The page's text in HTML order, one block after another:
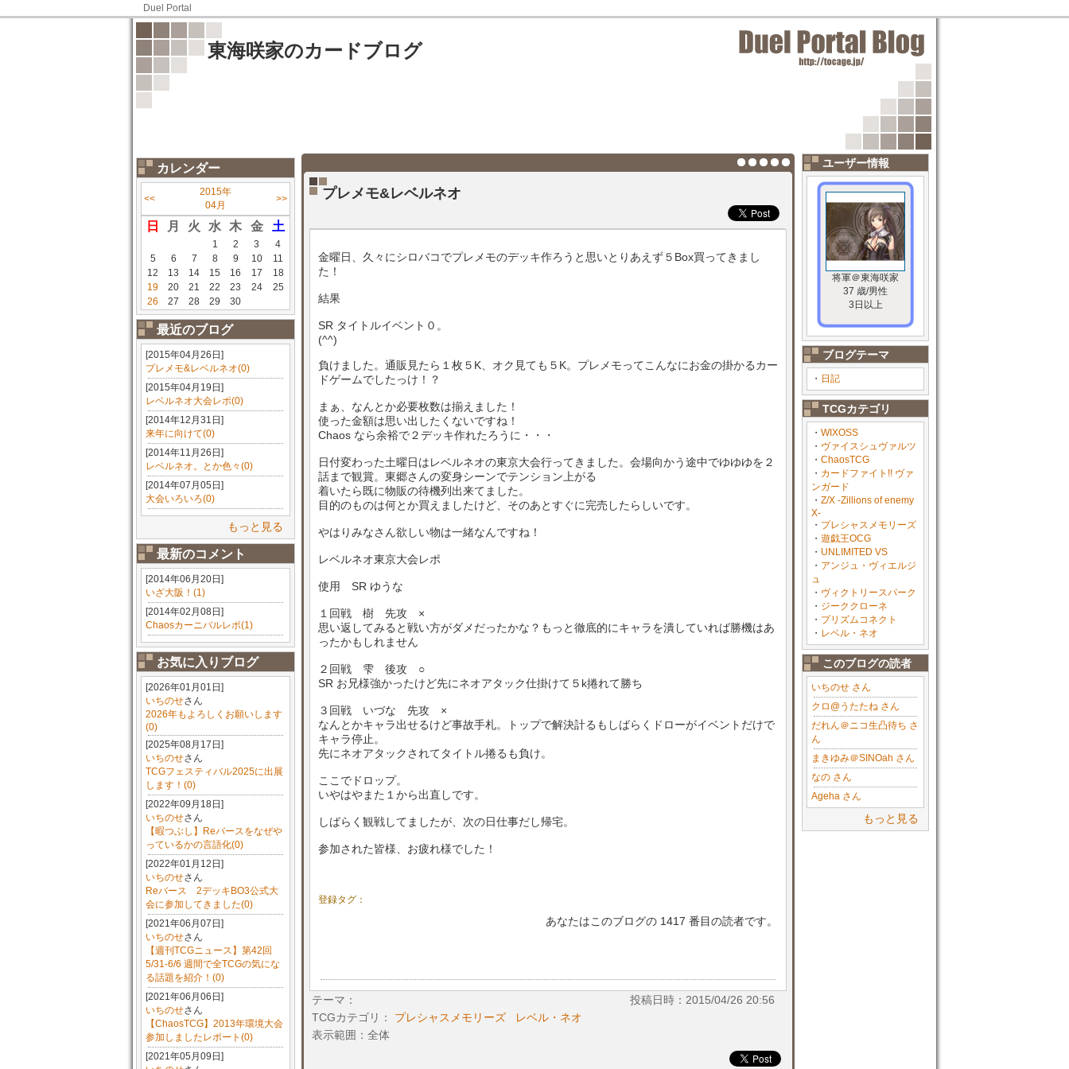
Duel Portal
東海咲家のカードブログ
カレンダー
<<
2015年
04月
>>
日 月 火 水 木 金 土
1 2 3
4
5
6 7 8 9 10
11
12
13 14 15 16 17
18
19
20 21 22 23 24
25
26
27 28 29 30
最近のブログ
[2015年04月26日]
プレメモ&レベルネオ(0)
[2015年04月19日]
レベルネオ大会レポ(0)
[2014年12月31日]
来年に向けて(0)
[2014年11月26日]
レベルネオ。とか色々(0)
[2014年07月05日]
大会いろいろ(0)
もっと見る
最新のコメント
[2014年06月20日]
いざ大阪！(1)
[2014年02月08日]
Chaosカーニバルレポ(1)
お気に入りブログ
[2026年01月01日]
いちのせさん
2026年もよろしくお願いします
(0)
[2025年08月17日]
いちのせさん
TCGフェスティバル2025に出展
します！(0)
[2022年09月18日]
いちのせさん
【暇つぶし】Reバースをなぜや
っているかの言語化(0)
[2022年01月12日]
いちのせさん
Reバース 2デッキBO3公式大
会に参加してきました(0)
[2021年06月07日]
いちのせさん
【週刊TCGニュース】第42回
5/31-6/6 週間で全TCGの気にな
る話題を紹介！(0)
[2021年06月06日]
いちのせさん
【ChaosTCG】2013年環境大会
参加しましたレポート(0)
[2021年05月09日]
ユーザー情報
将軍＠東海咲家
37 歳/男性
3日以上
ブログテーマ
・ 日記
TCGカテゴリ
・ WIXOSS
・ ヴァイスシュヴァルツ
・ ChaosTCG
・ カードファイト!! ヴァ
ンガード
・ Z/X -Zillions of enemy
X-
・ プレシャスメモリーズ
・ 遊戯王OCG
・ UNLIMITED VS
・ アンジュ・ヴィエルジ
ュ
・ ヴィクトリースパーク
・ ジーククローネ
・ プリズムコネクト
・ レベル・ネオ
このブログの読者
いちのせ さん
クロ@うたたね さん
だれん＠ニコ生凸待ち さ
ん
まきゆみ＠SINOah さん
なの さん
Ageha さん
もっと見る
プレメモ&レベルネオ
金曜日、久々にシロバコでプレメモのデッキ作ろうと思いとりあえず５Box買ってきまし
た！
結果
SR タイトルイベント０。
(^^)
負けました。通販見たら１枚５K、オク見ても５K。プレメモってこんなにお金の掛かるカー
ドゲームでしたっけ！？
まぁ、なんとか必要枚数は揃えました！
使った金額は思い出したくないですね！
Chaos なら余裕で２デッキ作れたろうに・・・
日付変わった土曜日はレベルネオの東京大会行ってきました。会場向かう途中でゆゆゆを２
話まで観賞。東郷さんの変身シーンでテンション上がる
着いたら既に物販の待機列出来てました。
目的のものは何とか買えましたけど、そのあとすぐに完売したらしいです。
やはりみなさん欲しい物は一緒なんですね！
レベルネオ東京大会レポ
使用 SR ゆうな
１回戦 樹 先攻 ×
思い返してみると戦い方がダメだったかな？もっと徹底的にキャラを潰していれば勝機はあ
ったかもしれません
２回戦 雫 後攻 ○
SR お兄様強かったけど先にネオアタック仕掛けて５k捲れて勝ち
３回戦 いづな 先攻 ×
なんとかキャラ出せるけど事故手札。トップで解決計るもしばらくドローがイベントだけで
キャラ停止。
先にネオアタックされてタイトル捲るも負け。
ここでドロップ。
いやはやまた１から出直しです。
しばらく観戦してましたが、次の日仕事だし帰宅。
参加された皆様、お疲れ様でした！
登録タグ：
あなたはこのブログの 1417 番目の読者です。
テーマ：
投稿日時：2015/04/26 20:56
TCGカテゴリ： プレシャスメモリーズ
レベル・ネオ
表示範囲：全体